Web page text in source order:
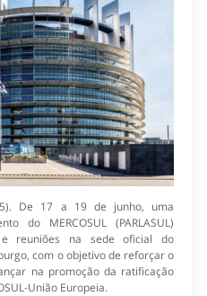
De 17 a 19 de junho, uma
do MERCOSUL (PARLASUL)
e reuniões na sede oficial do
com o objetivo de reforçar o
na promoção da ratificação
União Europeia.